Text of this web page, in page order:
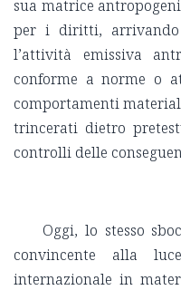
sua matrice
per i diritti, arrivando
l’attività emissiva
conforme a norme o
comportamenti
trincerati dietro
controlli delle
Oggi, lo stesso
convincente alla
internazionale in